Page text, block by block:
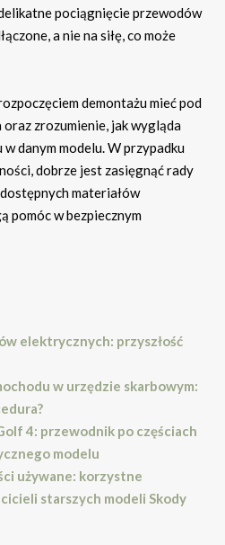
pociągnięcie przewodów
a nie na siłę, co może
demontażu mieć pod
zrozumienie, jak wygląda
danym modelu. W przypadku
dobrze jest zasięgnąć rady
materiałów
pomóc w bezpiecznym
elektrycznych: przyszłość
w urzędzie skarbowym:
4: przewodnik po częściach
modelu
używane: korzystne
starszych modeli Skody